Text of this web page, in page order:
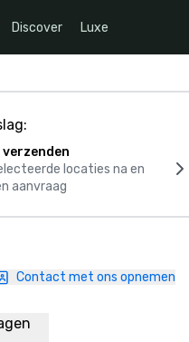
Discover Luxe
locaties na en
aanvraag
Contact met ons opnemen